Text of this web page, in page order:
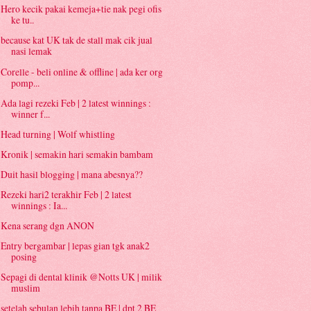
Hero kecik pakai kemeja+tie nak pegi ofis
ke tu..
because kat UK tak de stall mak cik jual
nasi lemak
Corelle - beli online & offline | ada ker org
pomp...
Ada lagi rezeki Feb | 2 latest winnings :
winner f...
Head turning | Wolf whistling
Kronik | semakin hari semakin bambam
Duit hasil blogging | mana abesnya??
Rezeki hari2 terakhir Feb | 2 latest
winnings : Ia...
Kena serang dgn ANON
Entry bergambar | lepas gian tgk anak2
posing
Sepagi di dental klinik @Notts UK | milik
muslim
setelah sebulan lebih tanpa BE | dpt 2 BE